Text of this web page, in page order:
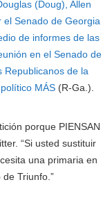
(Doug), Allen
Senado de Georgia
de informes de las
en el Senado de
Republicanos de la
MÁS (R-Ga.).
porque PIENSAN
“Si usted sustituir
una primaria en
Triunfo.”